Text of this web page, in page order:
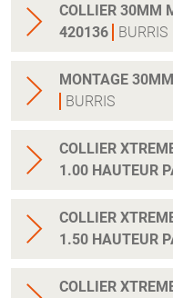
COLLIER 30MM MEDIUM STEEL
420136
BURRIS
MONTAGE
BURRIS
COLLIER
1.00 HAUTEUR
COLLIER
1.50 HAUTEUR
COLLIER